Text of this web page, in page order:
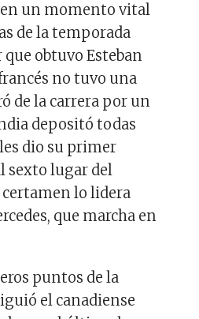
un momento vital
de la temporada
obtuvo Esteban
no tuvo una
de la carrera por un
depositó todas
dio su primer
sexto lugar del
lo lidera
que marcha en
puntos de la
el canadiense